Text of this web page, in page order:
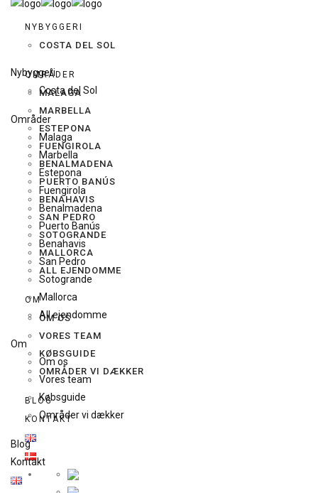
NYBYGGERI
COSTA DEL SOL
OMRÅDER
MALAGA
MARBELLA
ESTEPONA
FUENGIROLA
BENALMADENA
PUERTO BANÚS
BENAHAVIS
SAN PEDRO
SOTOGRANDE
MALLORCA
ALL EJENDOMME
OM
OM OS
VORES TEAM
KØBSGUIDE
OMRÅDER VI DÆKKER
BLOG
KONTAKT
Nybyggeri
Costa del Sol
Områder
Malaga
Marbella
Estepona
Fuengirola
Benalmadena
Puerto Banús
Benahavis
San Pedro
Sotogrande
Mallorca
All ejendomme
Om
Om os
Vores team
Købsguide
Områder vi dækker
Blog
Kontakt